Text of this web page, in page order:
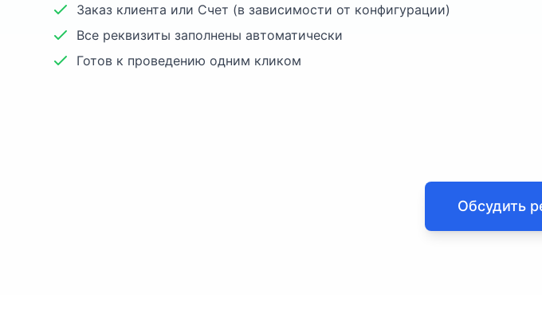
Заказ клиента или Счет (в зависимости от конфигурации)
Все реквизиты заполнены автоматически
Готов к проведению одним кликом
Обсудить